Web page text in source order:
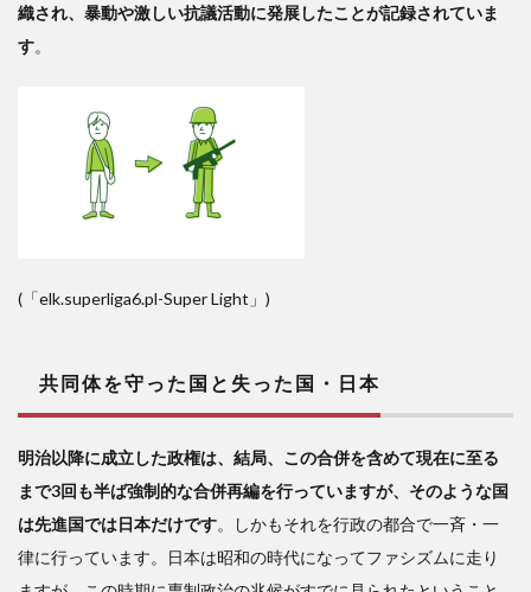
織され、暴動や激しい抗議活動に発展したことが記録されていま
す。
(「elk.superliga6.pl-Super Light」)
共同体を守った国と失った国・日本
明治以降に成立した政権は、結局、この合併を含めて現在に至る
まで3回も半ば強制的な合併再編を行っていますが、そのような国
は先進国では日本だけです。しかもそれを行政の都合で一斉・一
律に行っています。日本は昭和の時代になってファシズムに走り